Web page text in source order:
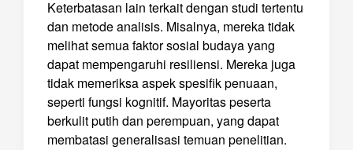
Keterbatasan lain terkait dengan studi tertentu
dan metode analisis. Misalnya, mereka tidak
melihat semua faktor sosial budaya yang
dapat mempengaruhi resiliensi. Mereka juga
tidak memeriksa aspek spesifik penuaan,
seperti fungsi kognitif. Mayoritas peserta
berkulit putih dan perempuan, yang dapat
membatasi generalisasi temuan penelitian.